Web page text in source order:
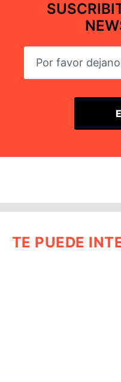
TE PUEDE